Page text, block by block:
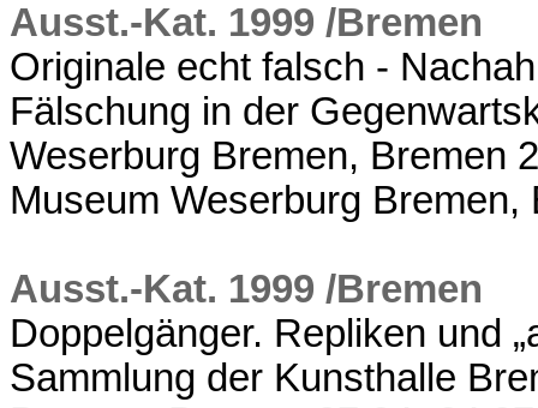
Ausst.-Kat. 1999 /Bremen
Originale echt falsch -
Fälschung in der
Weserburg Bremen, Bremen
Museum Weserburg Bremen,
Ausst.-Kat. 1999 /Bremen
Doppelgänger. Repliken und
Sammlung der Kunsthalle